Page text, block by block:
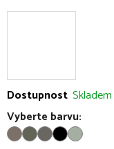
Dostupnost Skladem
Vyberte barvu: